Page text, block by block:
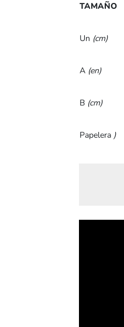
TAMAÑO
Un (cm)
A (en)
B (cm)
Papelera )